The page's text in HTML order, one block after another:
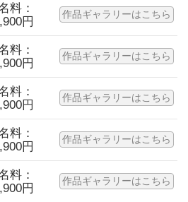
料：
円
作品ギャラリーはこちら
料：
円
作品ギャラリーはこちら
料：
円
作品ギャラリーはこちら
料：
円
作品ギャラリーはこちら
料：
円
作品ギャラリーはこちら